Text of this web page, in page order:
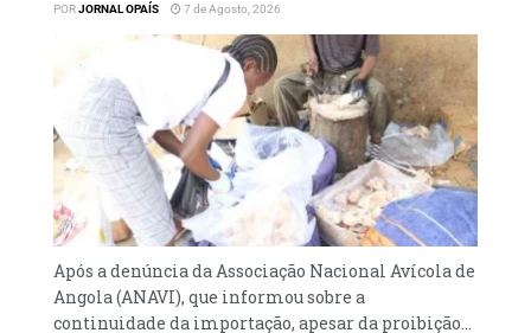
Presidente do Conselho de Administração.
Como é presidir uma instituição como a
AIPEX?
Está a ser desafiante. Mas, acima de tudo,
está a ser um bom desafio
Porquê?
Pelas responsabilidades da instituição.
Essencialmente pelo que sentimos que a
instituição pode fazer.
PORJORNAL OPAÍS 7 de Agosto, 2026
Após a denúncia da Associação Nacional Avícola de
Angola (ANAVI), que informou sobre a
continuidade da importação, apesar da proibição...